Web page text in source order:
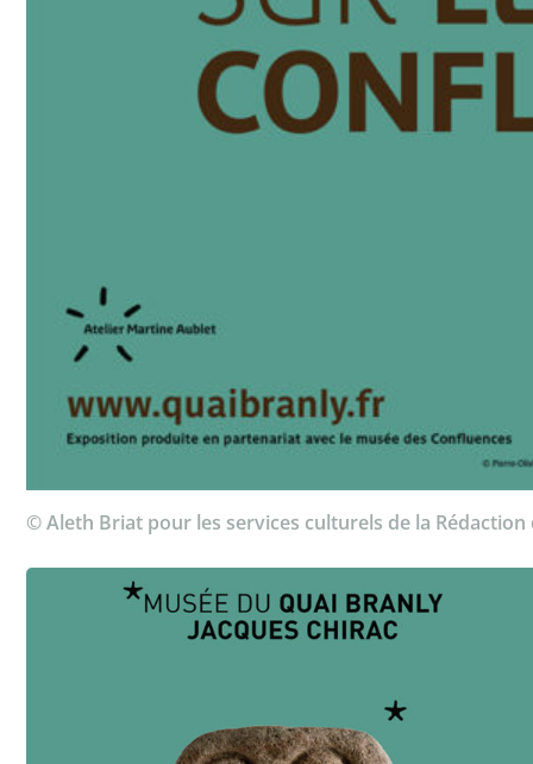
© Aleth Briat pour les services culturels de la Rédaction